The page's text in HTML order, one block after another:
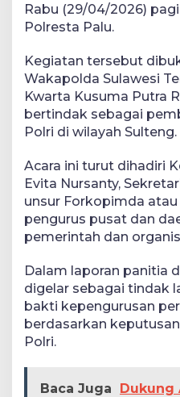
Rabu (29/04/2026)
Polresta Palu.
Kegiatan tersebut
Wakapolda Sulawesi
Kwarta Kusuma Putra
bertindak sebagai
Polri di wilayah Sulteng.
Acara ini turut dihadiri
Evita Nursanty,
unsur Forkopimda atau
pengurus pusat dan
pemerintah dan
Dalam laporan panitia
digelar sebagai tindak
bakti kepengurusan
berdasarkan
Polri.
Baca Juga
Dukung